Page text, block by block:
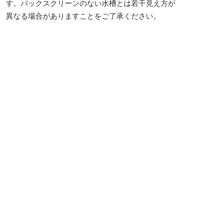
す。バックスクリーンのない水槽とは若干見え方が
異なる場合がありますことをご了承ください。